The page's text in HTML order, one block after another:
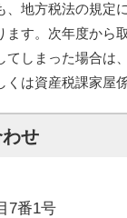
地方税法の規定
す。次年度から
しまった場合は
は資産税課家屋
せ
7番1号